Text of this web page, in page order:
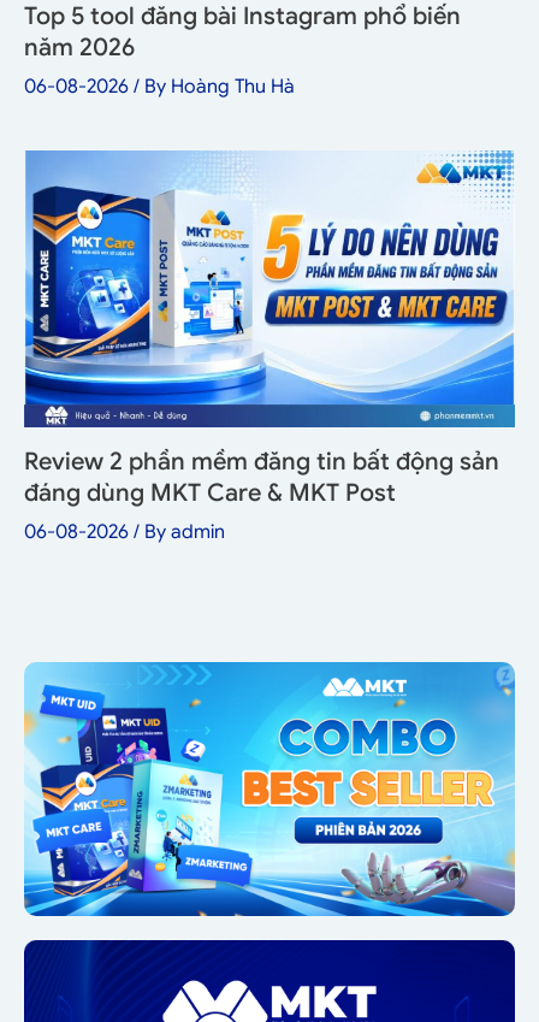
Top 5 tool đăng bài Instagram phổ biến
năm 2026
06-08-2026 / By Hoàng Thu Hà
Review 2 phần mềm đăng tin bất động sản
đáng dùng MKT Care & MKT Post
06-08-2026 / By admin